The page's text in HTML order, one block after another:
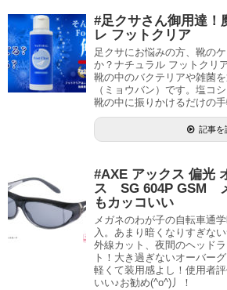
#足クサさん御用達
レ フットクリア
足クサにお悩みの方、靴の
か？ナチュラル フットクリ
靴の中のバクテリアや雑菌
（ミョウバン）です。塩コ
靴の中に振りかけるだけの手
記事を
#AXE アックス 偏光
ス SG 604P GSM
もカッコいい
メガネのわが子の自転車通
入。あまり暗くなりすぎな
外線カット、夜間のヘッド
ト！大き過ぎないオーバー
軽くて装用感よし！使用者
いい♪お勧め(^o^)丿！